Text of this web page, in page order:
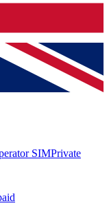
SIMPrivate